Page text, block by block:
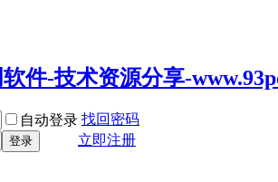
自动登录 找回密码
登录
立即注册